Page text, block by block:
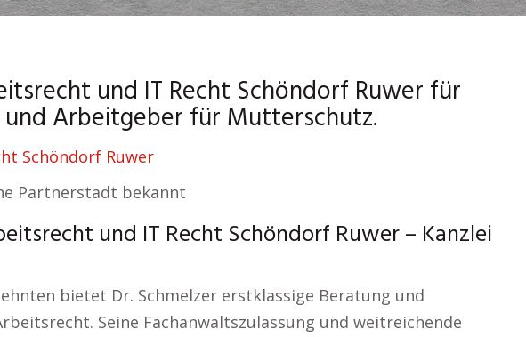
und IT Recht Schöndorf Ruwer für
Arbeitgeber für Mutterschutz.
Partnerstadt bekannt
und IT Recht Schöndorf Ruwer – Kanzlei
bietet Dr. Schmelzer erstklassige Beratung und
Seine Fachanwaltszulassung und weitreichende